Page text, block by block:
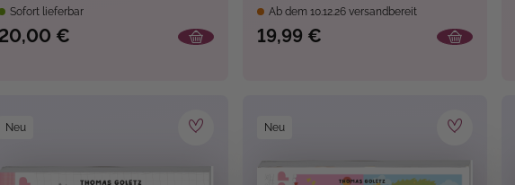
Sofort lieferbar
20,00 €
Ab dem 10.12.26 versandbereit
19,99 €
Neu Neu